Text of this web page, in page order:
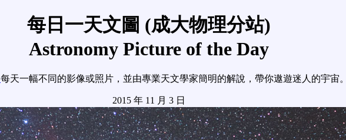
每日一天文圖 (成大物理分站)
Astronomy Picture of the Day
每天一幅不同的影像或照片，並由專業天文學家簡明的解說，帶你遨遊迷人的宇宙。
2015 年 11 月 3 日